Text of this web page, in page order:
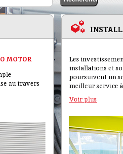
MOTOR
au travers
Les
installations et
poursuivent un
meilleur service
Voir plus